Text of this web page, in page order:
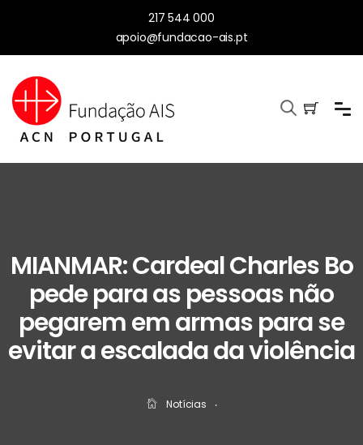
217 544 000
apoio@fundacao-ais.pt
MIANMAR: Cardeal Charles Bo
pede para as pessoas não
pegarem em armas para se
evitar a escalada da violência
Notícias ‧